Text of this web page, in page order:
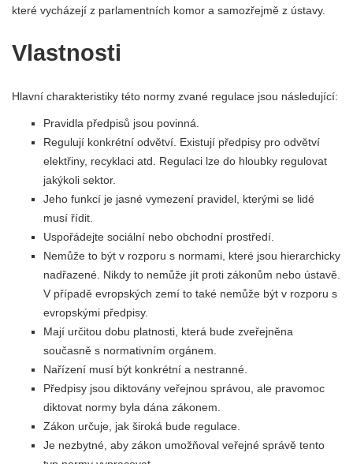
které vycházejí z parlamentních komor a samozřejmě z ústavy.
Vlastnosti
Hlavní charakteristiky této normy zvané regulace jsou následující:
Pravidla předpisů jsou povinná.
Regulují konkrétní odvětví. Existují předpisy pro odvětví
elektřiny, recyklaci atd. Regulaci lze do hloubky regulovat
jakýkoli sektor.
Jeho funkcí je jasné vymezení pravidel, kterými se lidé
musí řídit.
Uspořádejte sociální nebo obchodní prostředí.
Nemůže to být v rozporu s normami, které jsou hierarchicky
nadřazené. Nikdy to nemůže jít proti zákonům nebo ústavě.
V případě evropských zemí to také nemůže být v rozporu s
evropskými předpisy.
Mají určitou dobu platnosti, která bude zveřejněna
současně s normativním orgánem.
Nařízení musí být konkrétní a nestranné.
Předpisy jsou diktovány veřejnou správou, ale pravomoc
diktovat normy byla dána zákonem.
Zákon určuje, jak široká bude regulace.
Je nezbytné, aby zákon umožňoval veřejné správě tento